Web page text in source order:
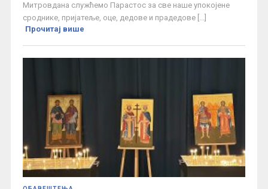
Митровдана служћемо Парастос за све наше упокојене
сроднике, пријатеље, оце, дедове и прадедове [...]
Прочитај више